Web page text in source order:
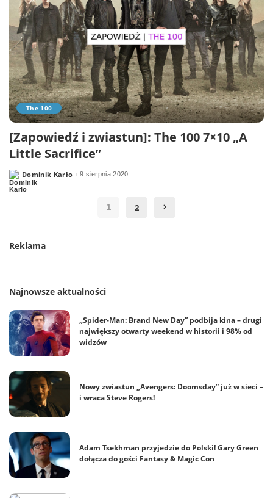
The 100
[Zapowiedź i zwiastun]: The 100 7×10 „A
Little Sacrifice”
Posted
by
Dominik Karło 9 sierpnia 2020
1 2
Reklama
Najnowsze aktualności
„Spider-Man: Brand New Day” podbija kina – drugi
największy otwarty weekend w historii i 98% od
widzów
Nowy zwiastun „Avengers: Doomsday” już w sieci –
i wraca Steve Rogers!
Adam Tsekhman przyjedzie do Polski! Gary Green
dołącza do gości Fantasy & Magic Con